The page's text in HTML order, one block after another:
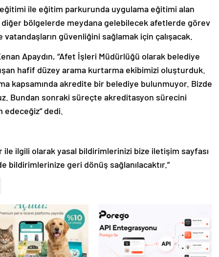
ile eğitim parkurunda uygulama eğitimi alan
bölgelerde meydana gelebilecek afetlerde görev
vatandaşların güvenliğini sağlamak için çalışacak.
Apaydın, “Afet İşleri Müdürlüğü olarak belediye
hafif düzey arama kurtarma ekibimizi oluşturduk.
kapsamında akredite bir belediye bulunmuyor. Bizde
Bundan sonraki süreçte akreditasyon sürecini
edeceğiz” dedi.
ile ilgili olarak yasal bildirimlerinizi bize iletişim sayfası
bildirimlerinize geri dönüş sağlanılacaktır.”